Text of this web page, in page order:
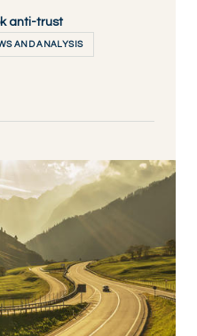
anti-trust
AND ANALYSIS